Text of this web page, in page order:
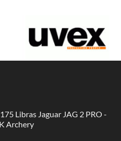
Libras Jaguar JAG 2 PRO -
Archery